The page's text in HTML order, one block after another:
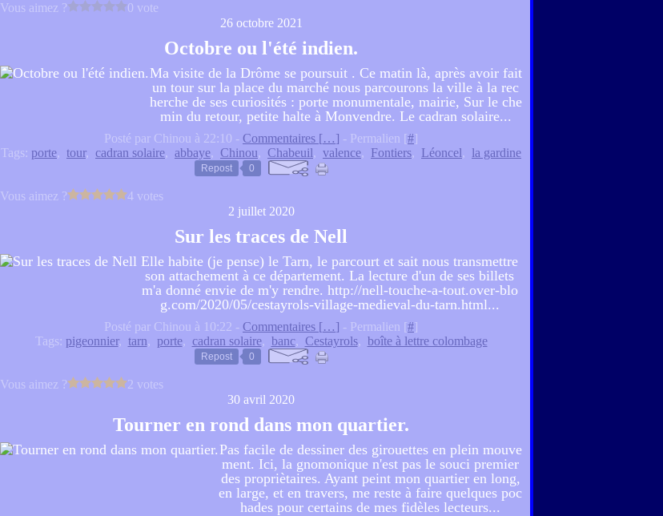
Vous aimez ?
0 vote
26 octobre 2021
Octobre ou l'été indien.
Ma visite de la Drôme se poursuit . Ce matin là, après avoir fait
un tour sur la place du marché nous parcourons la ville à la rec
herche de ses curiosités : porte monumentale, mairie, Sur le che
min du retour, petite halte à Monvendre. Le cadran solaire...
Posté par Chinou à 22:10 - Commentaires […] - Permalien [#]
Tags: porte, tour, cadran solaire, abbaye, Chinou, Chabeuil, valence, Fontiers, Léoncel, la gardine
Repost 0
Vous aimez ?
4 votes
2 juillet 2020
Sur les traces de Nell
Elle habite (je pense) le Tarn, le parcourt et sait nous transmettre
son attachement à ce département. La lecture d'un de ses billets
m'a donné envie de m'y rendre. http://nell-touche-a-tout.over-blo
g.com/2020/05/cestayrols-village-medieval-du-tarn.html...
Posté par Chinou à 10:22 - Commentaires […] - Permalien [#]
Tags: pigeonnier, tarn, porte, cadran solaire, banc, Cestayrols, boîte à lettre colombage
Repost 0
Vous aimez ?
2 votes
30 avril 2020
Tourner en rond dans mon quartier.
Pas facile de dessiner des girouettes en plein mouve
ment. Ici, la gnomonique n'est pas le souci premier
des propriètaires. Ayant peint mon quartier en long,
en large, et en travers, me reste à faire quelques poc
hades pour certains de mes fidèles lecteurs...